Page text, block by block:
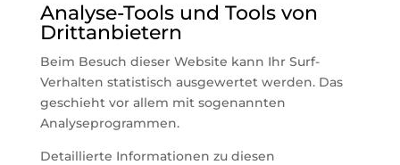
Analyse-Tools und Tools von
Dritt­anbietern
Beim Besuch dieser Website kann Ihr Surf-
Verhalten statistisch ausgewertet werden. Das
geschieht vor allem mit sogenannten
Analyseprogrammen.
Detaillierte Informationen zu diesen